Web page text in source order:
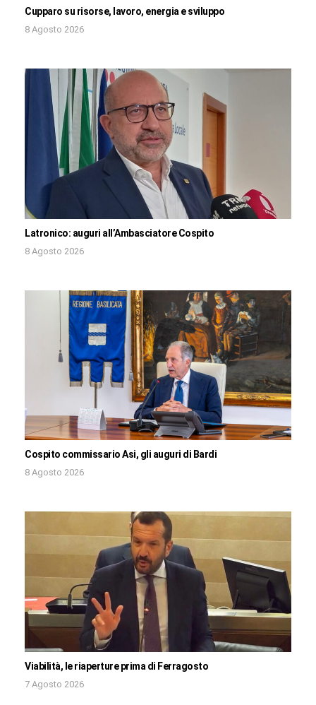
Cupparo su risorse, lavoro, energia e sviluppo
8 Agosto 2026
Latronico: auguri all’Ambasciatore Cospito
8 Agosto 2026
Cospito commissario Asi, gli auguri di Bardi
8 Agosto 2026
Viabilità, le riaperture prima di Ferragosto
7 Agosto 2026